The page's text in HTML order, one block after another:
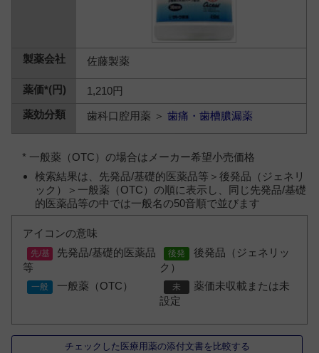
佐藤製薬
1,210円
歯科口腔用薬 ＞歯痛・歯槽膿漏薬
* 一般薬（OTC）の場合はメーカー希望小売価格
検索結果は、先発品/基礎的医薬品等＞後発品（ジェネリ
ック）＞一般薬（OTC）の順に表示し、同じ先発品/基礎
的医薬品等の中では一般名の50音順で並びます
アイコンの意味
先発品/基礎的医薬品
等
後発品（ジェネリッ
ク）
一般薬（OTC）
薬価未収載または未
設定
チェックした医療用薬の添付文書を比較する